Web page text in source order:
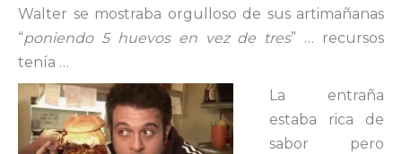
Walter se mostraba orgulloso de sus artimañanas
“poniendo 5 huevos en vez de tres” … recursos
tenía …
La entraña
estaba rica de
sabor pero